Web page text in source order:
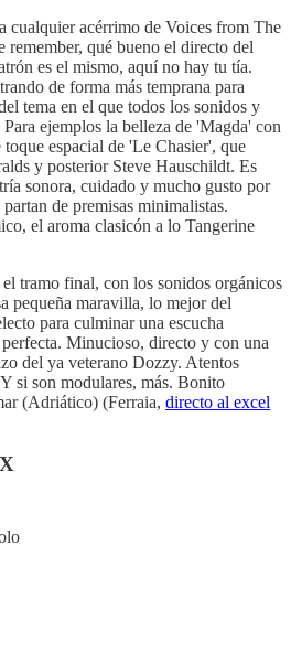
cualquier acérrimo de Voices from The
qué bueno el directo del
es el mismo, aquí no hay tu tía.
de forma más temprana para
tema en el que todos los sonidos y
Para ejemplos la belleza de 'Magda' con
espacial de 'Le Chasier', que
y posterior Steve Hauschildt. Es
sonora, cuidado y mucho gusto por
de premisas minimalistas.
el aroma clasicón a lo Tangerine
tramo final, con los sonidos orgánicos
pequeña maravilla, lo mejor del
para culminar una escucha
Minucioso, directo y con una
del ya veterano Dozzy. Atentos
si son modulares, más. Bonito
(Adriático) (Ferraia, directo al excel